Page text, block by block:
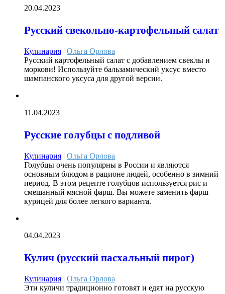
20.04.2023
Русский свекольно-картофельный салат
Кулинария | Ольга Орлова
Русский картофельный салат с добавлением свеклы и
моркови! Используйте бальзамический уксус вместо
шампанского уксуса для другой версии.
11.04.2023
Русские голубцы с подливой
Кулинария | Ольга Орлова
Голубцы очень популярны в России и являются
основным блюдом в рационе людей, особенно в зимний
период. В этом рецепте голубцов используется рис и
смешанный мясной фарш. Вы можете заменить фарш
курицей для более легкого варианта.
04.04.2023
Кулич (русский пасхальный пирог)
Кулинария | Ольга Орлова
Эти куличи традиционно готовят и едят на русскую